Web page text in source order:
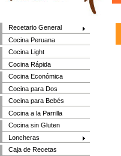
Recetario General
Cocina Peruana
Cocina Light
Cocina Rápida
Cocina Económica
Cocina para Dos
Cocina para Bebés
Cocina a la Parrilla
Cocina sin Gluten
Loncheras
Caja de Recetas